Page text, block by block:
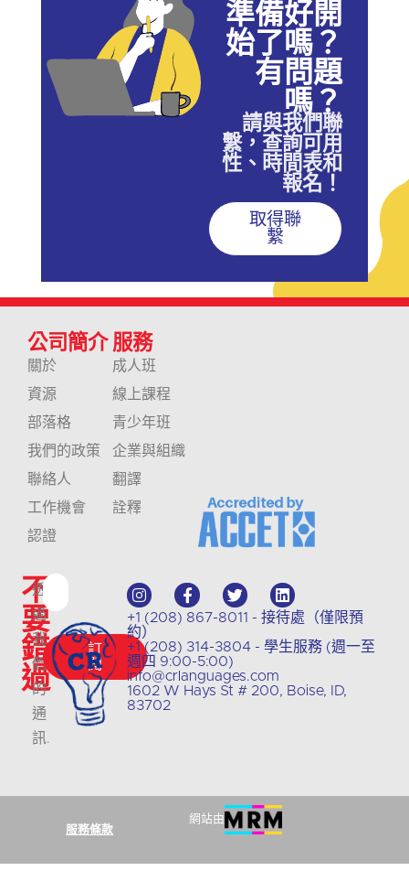
準備好開
始了嗎？
有問題
嗎？
請與我們聯
繫，查詢可用
性、時間表和
報名！
取得聯
繫
不
要
錯
過
透
過
我
們
的
通
訊.
訂
閱
+1 (208) 867-8011 - 接待處（僅限預
約）
+1 (208) 314-3804 - 學生服務 (週一至
週四 9:00-5:00)
info@crlanguages.com
1602 W Hays St # 200, Boise, ID,
83702
公司簡介
關於
資源
部落格
我們的政策
聯絡人
工作機會
認證
服務
成人班
線上課程
青少年班
企業與組織
翻譯
詮釋
服務條款
網站由